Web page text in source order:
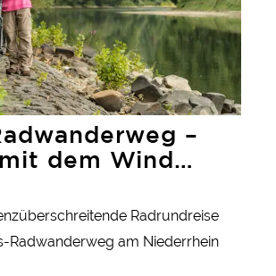
–
dem Wind
Radrundreise
Radwanderweg am Niederrhein